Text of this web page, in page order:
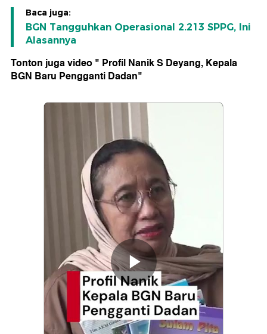
Baca juga:
BGN Tangguhkan Operasional 2.213 SPPG, Ini
Alasannya
Tonton juga video " Profil Nanik S Deyang, Kepala
BGN Baru Pengganti Dadan"